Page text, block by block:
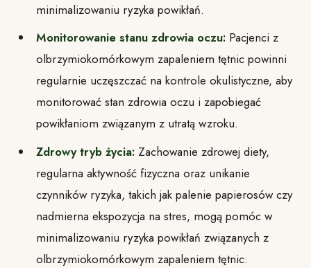
minimalizowaniu ryzyka powikłań.
Monitorowanie stanu zdrowia oczu:Pacjenci z
olbrzymiokomórkowym zapaleniem tętnic powinni
regularnie uczęszczać na kontrole okulistyczne, aby
monitorować stan zdrowia oczu i zapobiegać
powikłaniom związanym z utratą wzroku.
Zdrowy tryb życia: Zachowanie zdrowej diety,
regularna aktywność fizyczna oraz unikanie
czynników ryzyka, takich jak palenie papierosów czy
nadmierna ekspozycja na stres, mogą pomóc w
minimalizowaniu ryzyka powikłań związanych z
olbrzymiokomórkowym zapaleniem tętnic.